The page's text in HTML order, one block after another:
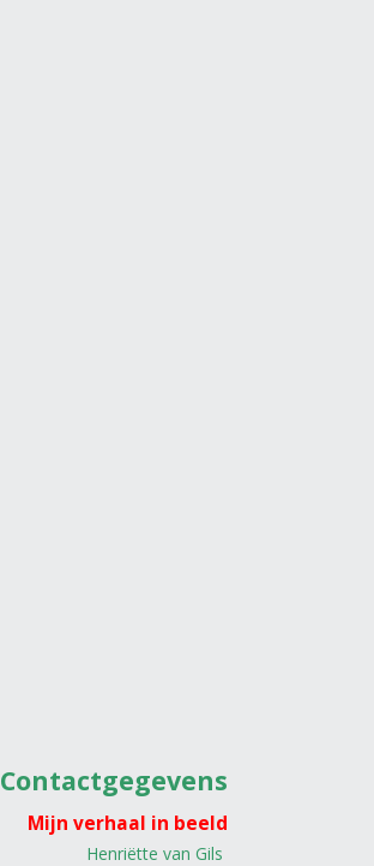
Contactgegevens
Mijn verhaal in beeld
Henriëtte van Gils